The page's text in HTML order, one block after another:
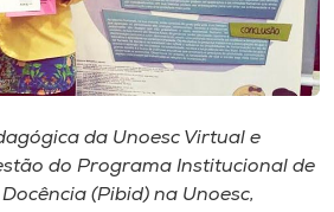
da Unoesc Virtual e
do Programa Institucional de
(Pibid) na Unoesc,